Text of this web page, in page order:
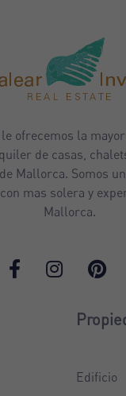
ofrecemos la
de casas,
Mallorca. Somos
mas solera y
Mallorca.
Edificio